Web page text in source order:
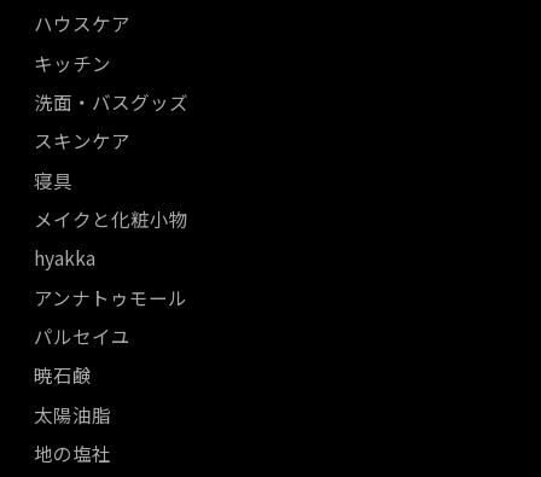
ハウスケア
キッチン
洗面・バスグッズ
スキンケア
寝具
メイクと化粧小物
hyakka
アンナトゥモール
パルセイユ
暁石鹸
太陽油脂
地の塩社